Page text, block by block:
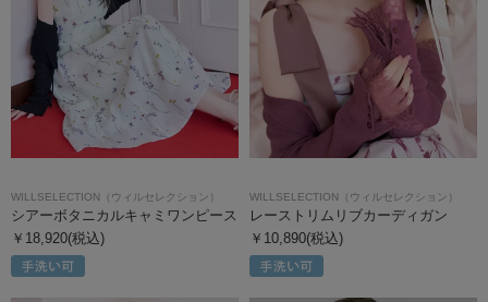
WILLSELECTION（ウィルセレクション）
シアーボタニカルキャミワンピース
￥18,920(税込)
WILLSELECTION（ウィルセレクション）
レーストリムリブカーディガン
￥10,890(税込)